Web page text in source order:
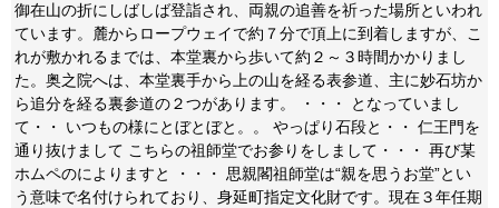
御在山の折にしばしば登詣され、両親の追善を祈った場所といわれ
ています。麓からロープウェイで約７分で頂上に到着しますが、こ
れが敷かれるまでは、本堂裏から歩いて約２～３時間かかりまし
た。奥之院へは、本堂裏手から上の山を経る表参道、主に妙石坊か
ら追分を経る裏参道の２つがあります。 ・・・ となっていまし
て・・ いつもの様にとぼとぼと。。 やっぱり石段と・・ 仁王門を
通り抜けまして こちらの祖師堂でお参りをしまして・・・ 再び某
ホムペのによりますと ・・・ 思親閣祖師堂は“親を思うお堂”とい
う意味で名付けられており、身延町指定文化財です。現在３年任期